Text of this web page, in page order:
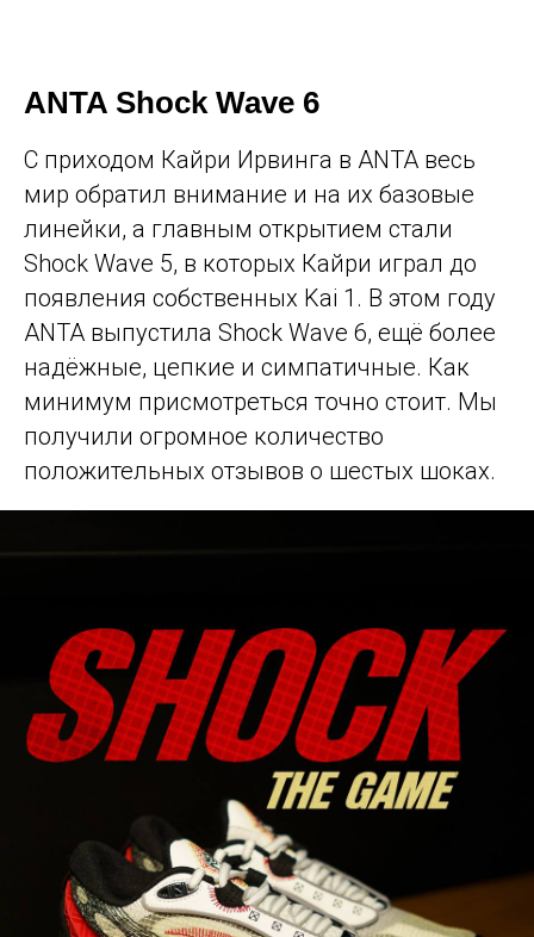
ANTA Shock Wave 6
С приходом Кайри Ирвинга в ANTA весь
мир обратил внимание и на их базовые
линейки, а главным открытием стали
Shock Wave 5, в которых Кайри играл до
появления собственных Kai 1. В этом году
ANTA выпустила Shock Wave 6, ещё более
надёжные, цепкие и симпатичные. Как
минимум присмотреться точно стоит. Мы
получили огромное количество
положительных отзывов о шестых шоках.